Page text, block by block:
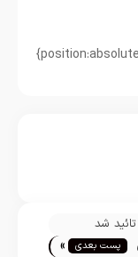
شد
پست بعدی »